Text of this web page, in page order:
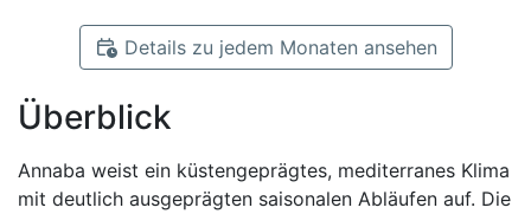
Details zu jedem Monaten ansehen
Überblick
Annaba weist ein küstengeprägtes, mediterranes Klima
mit deutlich ausgeprägten saisonalen Abläufen auf. Die